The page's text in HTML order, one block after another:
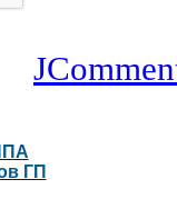
ГП